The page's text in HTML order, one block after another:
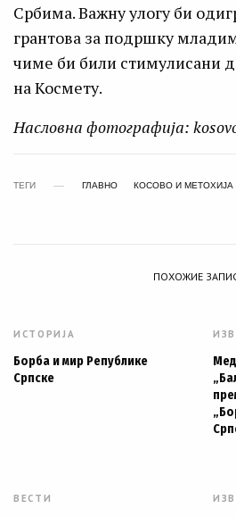
Србима. Важну улогу би
грантова за подршку
чиме би били стимулисани
на Космету.
Насловна фотографија:
ТЕГИ ГЛАВНО КОСОВО И МЕТОХИЈА
ПОХОЖИЕ
ИСТОРИЈА
Борба и мир Републике
Српске
ВЕСТИ